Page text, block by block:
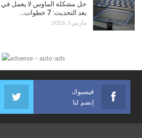
بعد التحديث: 7 خطوات…
مارس 1, 2026
فيسبوك
إنضم لنا